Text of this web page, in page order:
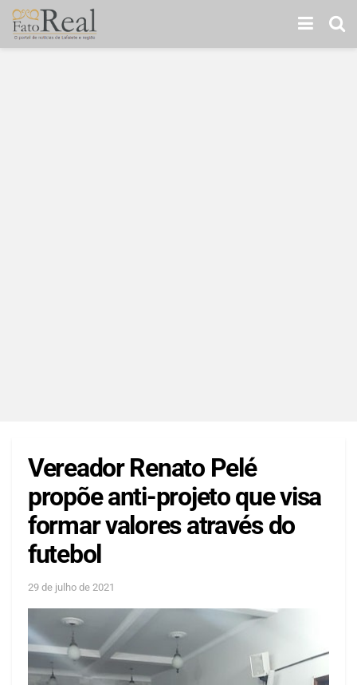
Vereador Renato Pelé
propõe anti-projeto que visa
formar valores através do
futebol
29 de julho de 2021